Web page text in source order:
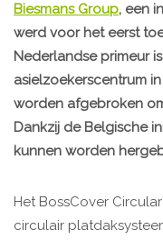
Biesmans Group, een
werd voor het eerst
Nederlandse primeur
asielzoekerscentrum
worden afgebroken
Dankzij de Belgische
kunnen worden
Het BossCover
circulair